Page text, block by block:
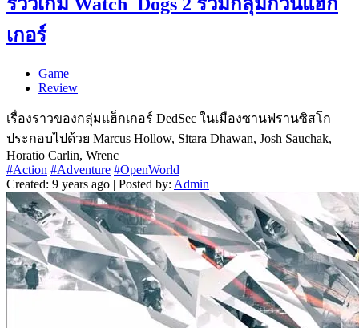
รีวิวเกม Watch_Dogs 2 รวมกลุ่มกวนแฮ็ก
เกอร์
Game
Review
เรื่องราวของกลุ่มแฮ็กเกอร์ DedSec ในเมืองซานฟรานซิสโก
ประกอบไปด้วย Marcus Hollow, Sitara Dhawan, Josh Sauchak,
Horatio Carlin, Wrenc
#Action #Adventure #OpenWorld
Created: 9 years ago | Posted by: Admin